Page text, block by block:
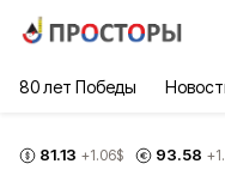
80 лет Победы
81.13 +1.06$ 93.58